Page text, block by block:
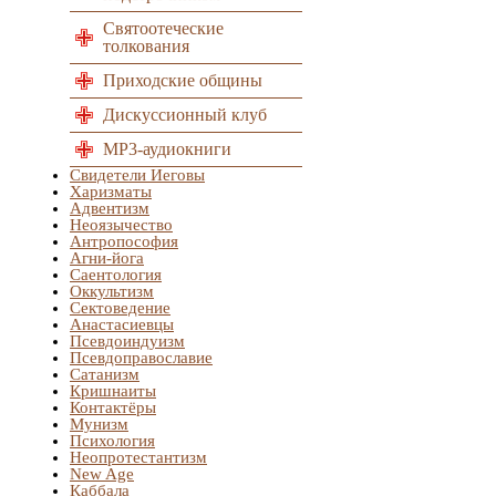
Святоотеческие
толкования
Приходские общины
Дискуссионный клуб
MP3-аудиокниги
Свидетели Иеговы
Харизматы
Адвентизм
Неоязычество
Антропософия
Агни-йога
Саентология
Оккультизм
Сектоведение
Анастасиевцы
Псевдоиндуизм
Псевдоправославие
Сатанизм
Кришнаиты
Контактёры
Мунизм
Психология
Неопротестантизм
New Age
Каббала